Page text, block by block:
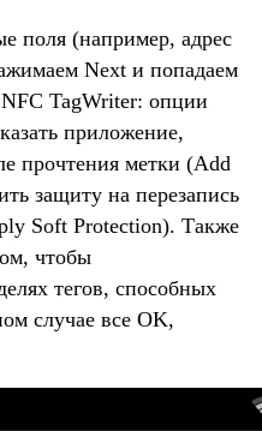
поля (например, адрес
Next и попадаем
TagWriter: опции
приложение,
прочтения метки (Add
защиту на перезапись
Soft Protection). Также
чтобы
тегов, способных
случае все ОK,